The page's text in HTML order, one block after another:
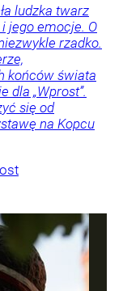
ludzka twarz
jego emocje. O
rzadko.
końców świata
dla „Wprost”.
się od
na Kopcu